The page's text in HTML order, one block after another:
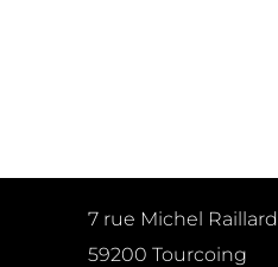
7 rue Michel Raillard
59200 Tourcoing